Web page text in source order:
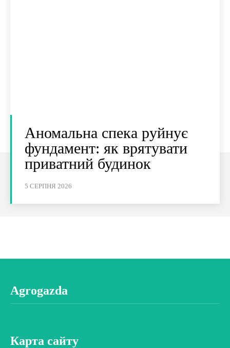
Аномальна спека руйнує
фундамент: як врятувати
приватний будинок
5 СЕРПНЯ 2026
Agrogazda
Карта сайту